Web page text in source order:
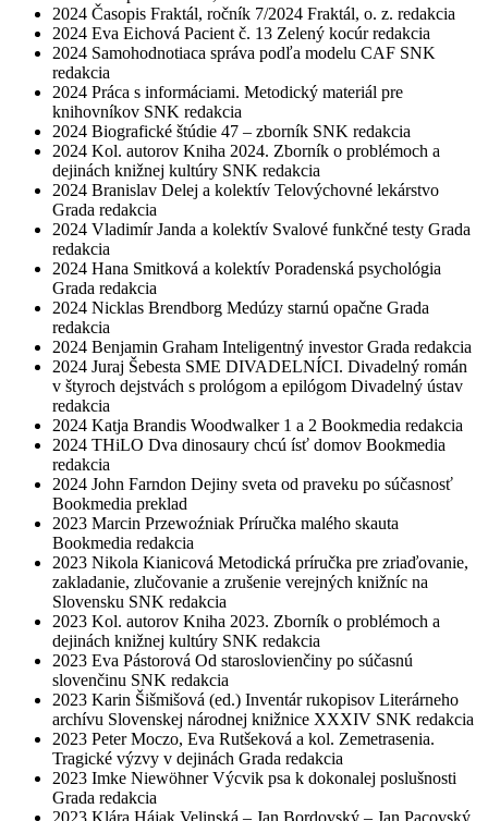
2024 Časopis Fraktál, ročník 7/2024 Fraktál, o. z. redakcia
2024 Eva Eichová Pacient č. 13 Zelený kocúrredakcia
2024 Samohodnotiaca správa podľa modelu CAF SNK
redakcia
2024 Práca s informáciami. Metodický materiál pre
knihovníkov SNK redakcia
2024 Biografické štúdie 47 – zborník SNK redakcia
2024 Kol. autorov Kniha 2024. Zborník o problémoch a
dejinách knižnej kultúry SNK redakcia
2024 Branislav Delej a kolektív Telovýchovné lekárstvo
Grada redakcia
2024 Vladimír Janda a kolektív Svalové funkčné testy Grada
redakcia
2024 Hana Smitková a kolektív Poradenská psychológia
Grada redakcia
2024 Nicklas Brendborg Medúzy starnú opačne Grada
redakcia
2024 Benjamin Graham Inteligentný investor Grada redakcia
2024 Juraj Šebesta SME DIVADELNÍCI. Divadelný román
v štyroch dejstvách s prológom a epilógom Divadelný ústav
redakcia
2024 Katja Brandis Woodwalker 1 a 2 Bookmedia redakcia
2024 THiLO Dva dinosaury chcú ísť domov Bookmedia
redakcia
2024 John Farndon Dejiny sveta od praveku po súčasnosť
Bookmedia preklad
2023 Marcin Przewoźniak Príručka malého skauta
Bookmedia redakcia
2023 Nikola Kianicová Metodická príručka pre zriaďovanie,
zakladanie, zlučovanie a zrušenie verejných knižníc na
Slovensku SNK redakcia
2023 Kol. autorov Kniha 2023. Zborník o problémoch a
dejinách knižnej kultúry SNK redakcia
2023 Eva Pástorová Od staroslovienčiny po súčasnú
slovenčinu SNK redakcia
2023 Karin Šišmišová (ed.) Inventár rukopisov Literárneho
archívu Slovenskej národnej knižnice XXXIV SNK redakcia
2023 Peter Moczo, Eva Rutšeková a kol. Zemetrasenia.
Tragické výzvy v dejinách Grada redakcia
2023 Imke Niewöhner Výcvik psa k dokonalej poslušnosti
Grada redakcia